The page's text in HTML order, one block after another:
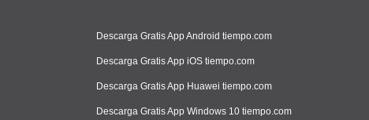
Descarga Gratis App Android tiempo.com
Descarga Gratis App iOS tiempo.com
Descarga Gratis App Huawei tiempo.com
Descarga Gratis App Windows 10 tiempo.com